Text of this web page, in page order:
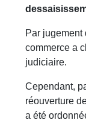
Par
commerce a
judiciaire.
Cependant,
réouverture
a été